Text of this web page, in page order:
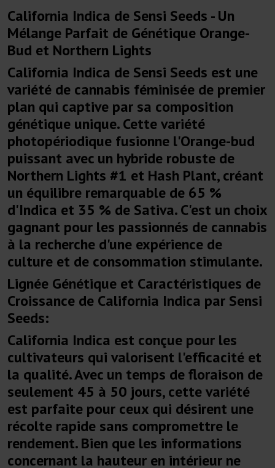
California Indica de Sensi Seeds - Un
Mélange Parfait de Génétique Orange-
Bud et Northern Lights
California Indica de Sensi Seeds est une
variété de cannabis féminisée de premier
plan qui captive par sa composition
génétique unique. Cette variété
photopériodique fusionne l'Orange-bud
puissant avec un hybride robuste de
Northern Lights #1 et Hash Plant, créant
un équilibre remarquable de 65 %
d'Indica et 35 % de Sativa. C'est un choix
gagnant pour les passionnés de cannabis
à la recherche d'une expérience de
culture et de consommation stimulante.
Lignée Génétique et Caractéristiques de
Croissance de California Indica par Sensi
Seeds:
California Indica est conçue pour les
cultivateurs qui valorisent l'efficacité et
la qualité. Avec un temps de floraison de
seulement 45 à 50 jours, cette variété
est parfaite pour ceux qui désirent une
récolte rapide sans compromettre le
rendement. Bien que les informations
concernant la hauteur en intérieur ne